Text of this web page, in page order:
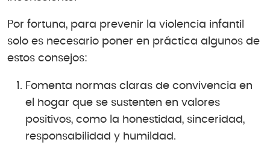
Por fortuna, para prevenir la violencia infantil
solo es necesario poner en práctica algunos de
estos consejos:
Fomenta normas claras de convivencia en
el hogar que se sustenten en valores
positivos, como la honestidad, sinceridad,
responsabilidad y humildad.